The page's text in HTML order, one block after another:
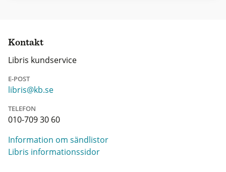
Kontakt
Libris kundservice
E-POST
libris@kb.se
TELEFON
010-709 30 60
Information om sändlistor
Libris informationssidor